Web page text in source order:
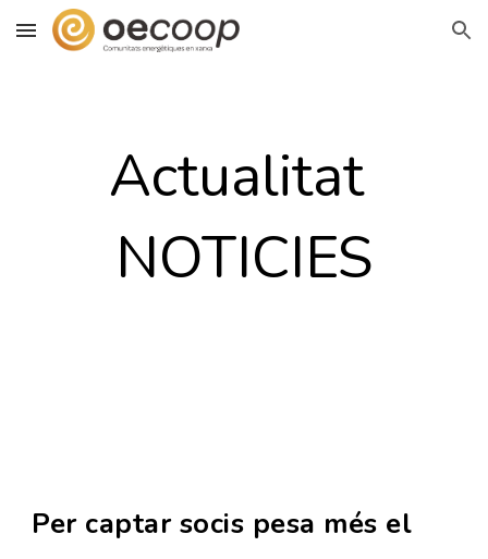
Skip to main content Skip to navigation
Actualitat
NOTICIES
Per captar socis pesa més el